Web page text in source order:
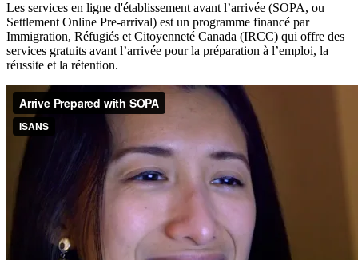
Les services en ligne d'établissement avant l’arrivée (SOPA, ou
Settlement Online Pre-arrival) est un programme financé par
Immigration, Réfugiés et Citoyenneté Canada (IRCC) qui offre des
services gratuits avant l’arrivée pour la préparation à l’emploi, la
réussite et la rétention.